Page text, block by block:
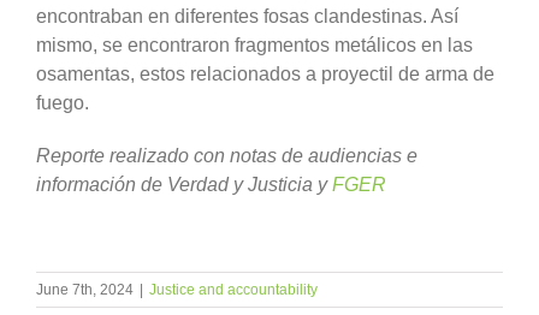
encontraban en diferentes fosas clandestinas. Así
mismo, se encontraron fragmentos metálicos en las
osamentas, estos relacionados a proyectil de arma de
fuego.
Reporte realizado con notas de audiencias e
información de Verdad y Justicia yFGER
June 7th, 2024 Justice and accountability